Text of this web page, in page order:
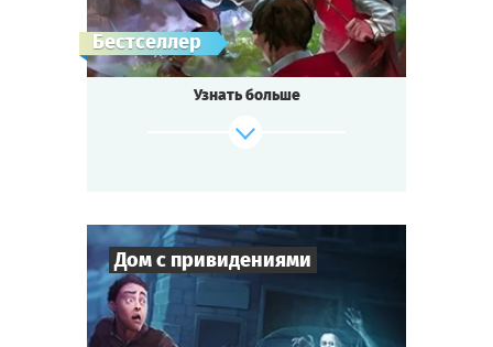
Бестселлер
Cыграть
Узнать больше
Дом с привидениями